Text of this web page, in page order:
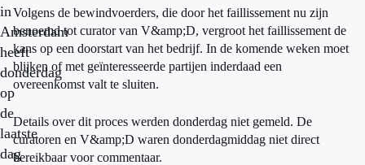
in
Amsterdam
heeft
donderdag
op
de
laatste
dag
Volgens de bewindvoerders, die door het faillissement nu zijn
benoemd tot curator van V&amp;D, vergroot het faillissement de
kans op een doorstart van het bedrijf. In de komende weken moet
blijken of met geïnteresseerde partijen inderdaad een
overeenkomst valt te sluiten.
Details over dit proces werden donderdag niet gemeld. De
curatoren en V&amp;D waren donderdagmiddag niet direct
bereikbaar voor commentaar.